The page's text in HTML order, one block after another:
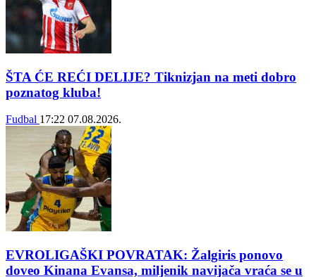
ŠTA ĆE REĆI DELIJE? Tiknizjan na meti dobro
poznatog kluba!
Fudbal 17:22 07.08.2026.
EVROLIGAŠKI POVRATAK: Žalgiris ponovo
doveo Kinana Evansa, miljenik navijača vraća se u